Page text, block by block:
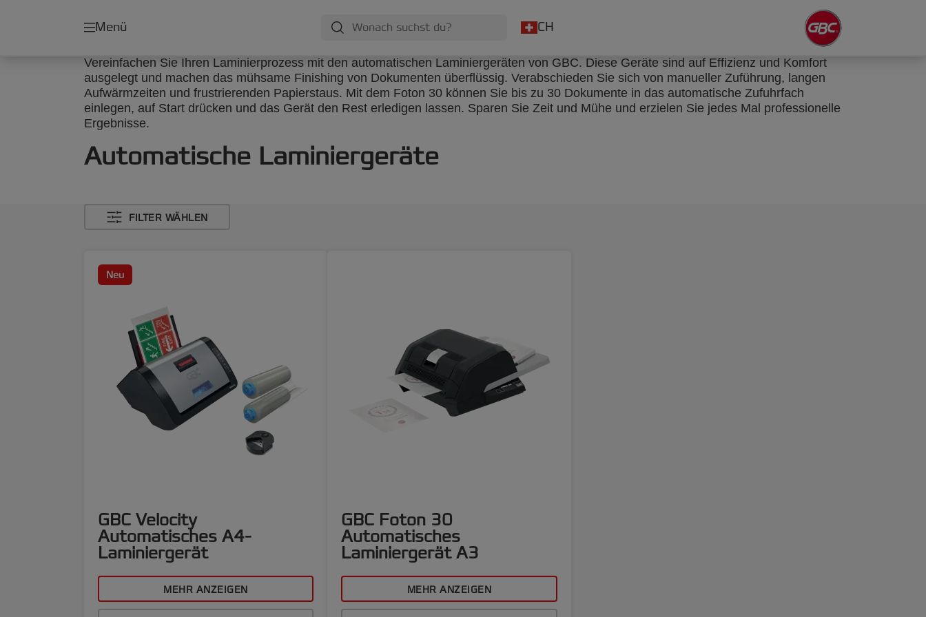
Menü CH
Vereinfachen Sie Ihren Laminierprozess mit den automatischen Laminiergeräten von GBC. Diese Geräte sind auf Effizienz und Komfort
ausgelegt und machen das mühsame Finishing von Dokumenten überflüssig. Verabschieden Sie sich von manueller Zuführung, langen
Aufwärmzeiten und frustrierenden Papierstaus. Mit dem Foton 30 können Sie bis zu 30 Dokumente in das automatische Zufuhrfach
einlegen, auf Start drücken und das Gerät den Rest erledigen lassen. Sparen Sie Zeit und Mühe und erzielen Sie jedes Mal professionelle
Ergebnisse.
Automatische Laminiergeräte
FILTER WÄHLEN
Neu
GBC Velocity
Automatisches A4-
Laminiergerät
MEHR ANZEIGEN
GBC Foton 30
Automatisches
Laminiergerät A3
MEHR ANZEIGEN